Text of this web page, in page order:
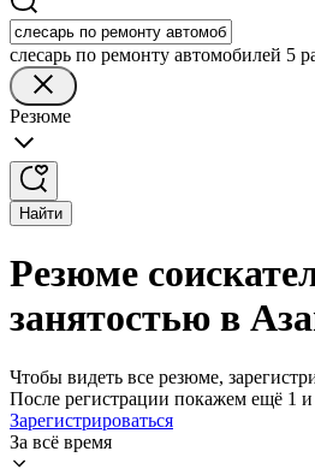
слесарь по ремонту автомобилей 5
Резюме
Найти
Резюме
занятостью в
Чтобы видеть все резюме,
После регистрации покажем ещё 1
Зарегистрироваться
За всё время